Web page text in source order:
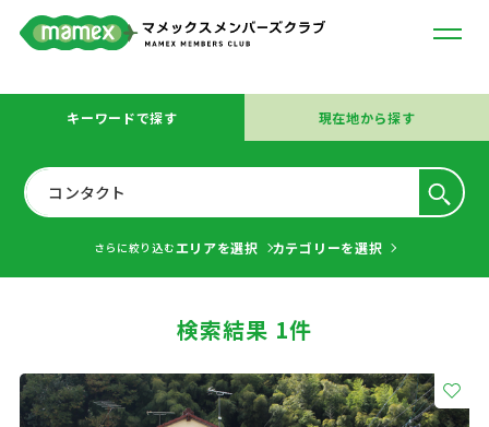
キーワードで探す 現在地から探す
さらに絞り込むエリアを選択 カテゴリーを選択
検索結果 1件